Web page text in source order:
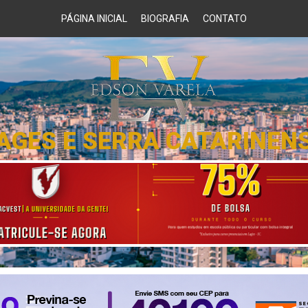
PÁGINA INICIAL BIOGRAFIA CONTATO
E SERRA